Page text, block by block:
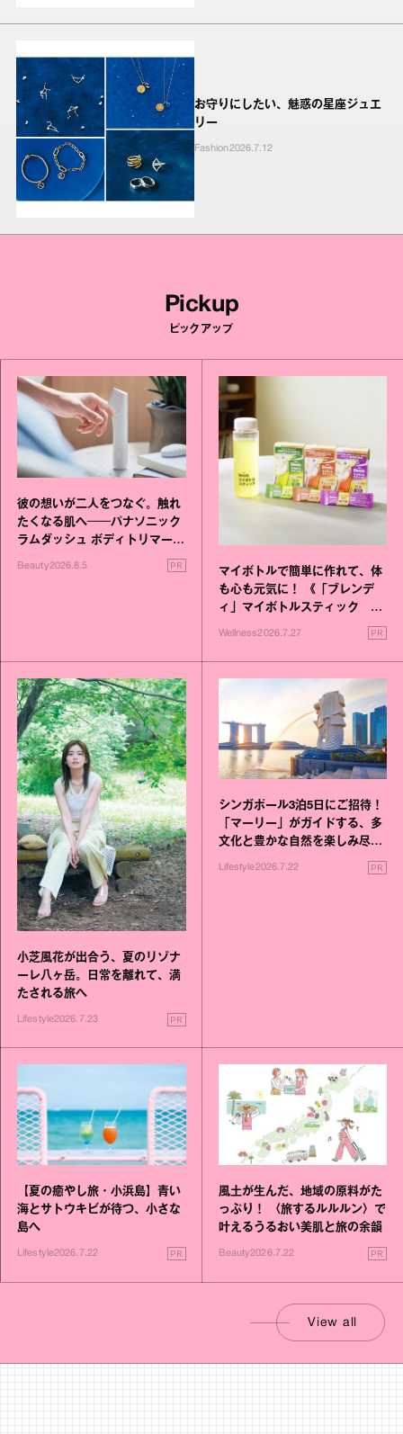
お守りにしたい、魅惑の星座ジュエ
リー
Fashion2026.7.12
Pickup
ピックアップ
彼の想いが二人をつなぐ。触れ
たくなる肌へ──パナソニック
ラムダッシュ ボディトリマーが
Beauty2026.8.5 PR
マイボトルで簡単に作れて、体
も心も元気に！ 《「ブレンデ
ィ」マイボトルスティック い
いこと毎日》シリーズが誕生
Wellness2026.7.27 PR
小芝風花が出合う、夏のリゾナ
ーレ八ヶ岳。日常を離れて、満
たされる旅へ
Lifestyle2026.7.23 PR
シンガポール3泊5日にご招待！
「マーリー」がガイドする、多
文化と豊かな自然を楽しみ尽く
Lifestyle2026.7.22 PR
【夏の癒やし旅・小浜島】青い
海とサトウキビが待つ、小さな
島へ
Lifestyle2026.7.22 PR
風土が生んだ、地域の原料がた
っぷり！ 〈旅するルルルン〉で
叶えるうるおい美肌と旅の余韻
Beauty2026.7.22 PR
View all